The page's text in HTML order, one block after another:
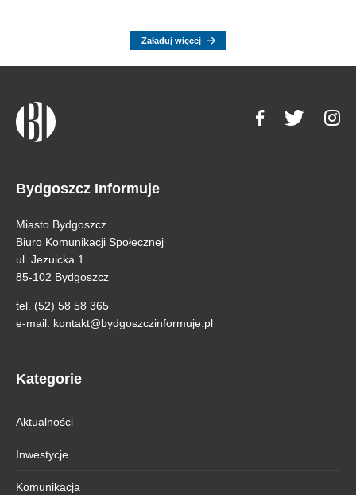
Załaduj więcej
Bydgoszcz Informuje
Miasto Bydgoszcz
Biuro Komunikacji Społecznej
ul. Jezuicka 1
85-102 Bydgoszcz
tel. (52) 58 58 365
e-mail: kontakt@bydgoszczinformuje.pl
Kategorie
Aktualności
Inwestycje
Komunikacja